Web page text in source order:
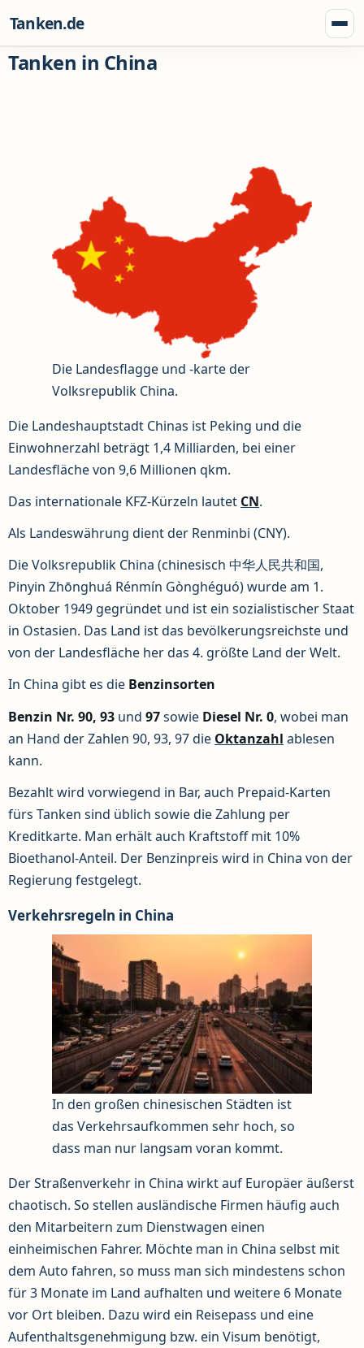
Tanken.de
Tanken in China
Die Landesflagge und -karte der
Volksrepublik China.
Die Landeshauptstadt Chinas ist Peking und die
Einwohnerzahl beträgt 1,4 Milliarden, bei einer
Landesfläche von 9,6 Millionen qkm.
Das internationale KFZ-Kürzeln lautet CN.
Als Landeswährung dient der Renminbi (CNY).
Die Volksrepublik China (chinesisch 中华人民共和国,
Pinyin Zhōnghuá Rénmín Gònghéguó) wurde am 1.
Oktober 1949 gegründet und ist ein sozialistischer Staat
in Ostasien. Das Land ist das bevölkerungsreichste und
von der Landesfläche her das 4. größte Land der Welt.
In China gibt es die Benzinsorten
Benzin Nr. 90, 93 und 97sowie Diesel Nr. 0, wobei man
an Hand der Zahlen 90, 93, 97 die Oktanzahl ablesen
kann.
Bezahlt wird vorwiegend in Bar, auch Prepaid-Karten
fürs Tanken sind üblich sowie die Zahlung per
Kreditkarte. Man erhält auch Kraftstoff mit 10%
Bioethanol-Anteil. Der Benzinpreis wird in China von der
Regierung festgelegt.
Verkehrsregeln in China
In den großen chinesischen Städten ist
das Verkehrsaufkommen sehr hoch, so
dass man nur langsam voran kommt.
Der Straßenverkehr in China wirkt auf Europäer äußerst
chaotisch. So stellen ausländische Firmen häufig auch
den Mitarbeitern zum Dienstwagen einen
einheimischen Fahrer. Möchte man in China selbst mit
dem Auto fahren, so muss man sich mindestens schon
für 3 Monate im Land aufhalten und weitere 6 Monate
vor Ort bleiben. Dazu wird ein Reisepass und eine
Aufenthaltsgenehmigung bzw. ein Visum benötigt,